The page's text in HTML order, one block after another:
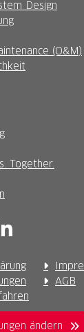
Design
(O&M)
Together.
AGB
ändern